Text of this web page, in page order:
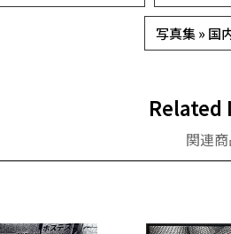
写真集 » 国
Related
関連